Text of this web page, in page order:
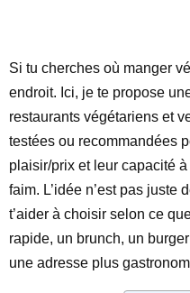
Si tu cherches où manger
endroit. Ici, je te propose
restaurants végétariens et
testées ou recommandées
plaisir/prix et leur capacité
faim. L’idée n’est pas juste
t’aider à choisir selon ce
rapide, un brunch, un
une adresse plus